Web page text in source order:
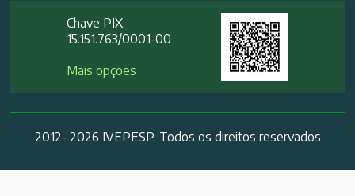
Chave PIX:
15.151.763/0001-00​
Mais opções
2012- 2026 IVEPESP. Todos os direitos reservados